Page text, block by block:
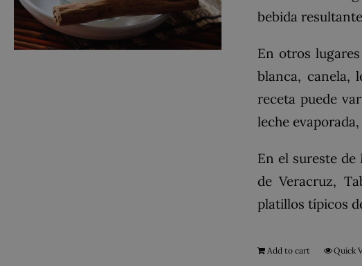
bebida
En otros
blanca, canela,
receta puede
leche
En el sureste de
de Veracruz,
platillos típicos
Add to cart Quick